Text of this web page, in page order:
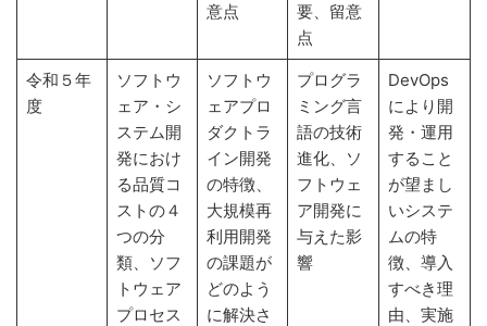
意点
要、留意
点
令和５年
度
ソフトウ
ェア・シ
ステム開
発におけ
る品質コ
ストの４
つの分
類、ソフ
トウェア
プロセス
ソフトウ
ェアプロ
ダクトラ
イン開発
の特徴、
大規模再
利用開発
の課題が
どのよう
に解決さ
プログラ
ミング言
語の技術
進化、ソ
フトウェ
ア開発に
与えた影
響
DevOps
により開
発・運用
すること
が望まし
いシステ
ムの特
徴、導入
すべき理
由、実施